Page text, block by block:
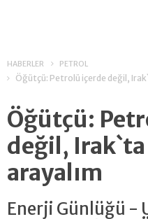
HABERLER PETROL
Öğütçü: Petrolü içerde değil,
Öğütçü:
değil,
arayalım
Enerji Günlüğü -